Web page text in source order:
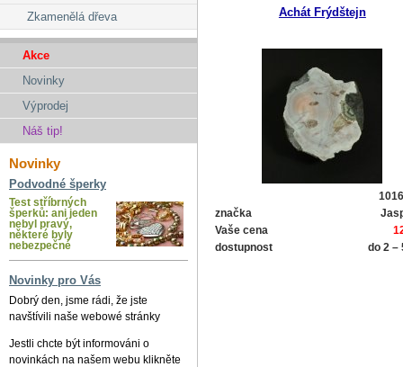
Zkamenělá dřeva
Akce
Novinky
Výprodej
Náš tip!
Novinky
Podvodné šperky
Test stříbrných
šperků: ani jeden
nebyl pravý,
některé byly
nebezpečné
Novinky pro Vás
Dobrý den, jsme rádi, že jste
navštívili naše webowé stránky
Jestli chcte být informováni o
novinkách na našem webu klikněte
Achát Frýdštejn
značka
Vaše cena
dostupnost
do 2 –